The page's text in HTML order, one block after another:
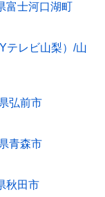
富士河口湖町
テレビ山梨）/山
弘前市
青森市
秋田市